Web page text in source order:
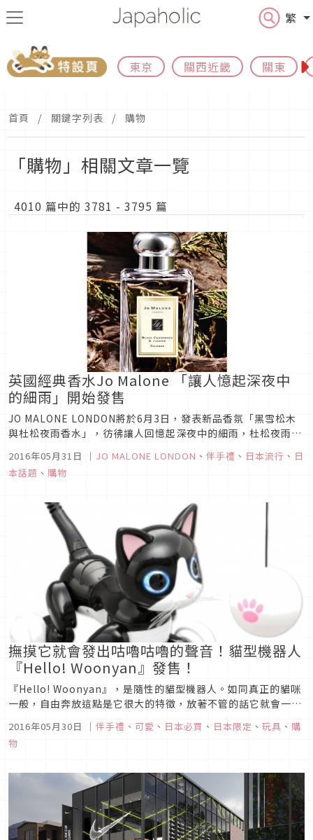
繁
東京 關西近畿 關東
首頁 關鍵字列表 購物
「購物」相關文章一覽
4010 篇中的 3781 - 3795 篇
英國經典香水Jo Malone 「讓人憶起深夜中
的細雨」開始發售
JO MALONE LONDON將於6月3日，發表新品香氛「黑雪松木
與杜松夜雨香水」，彷彿讓人回憶起深夜中的細雨，杜松夜雨香
倫敦深夜的夜雨情景，最後以濃厚的雪松香氣做為結尾。摩登且
都會的香氛。加上「青檸羅勒與柑橘浴油」這款帶著柑橘果香，
2016年05月31日 ｜ JO MALONE LONDON 、 伴手禮 、 日本流行 、 日
本話題 、 購物
撫摸它就會發出咕嚕咕嚕的聲音！貓型機器人
『Hello! Woonyan』發售！
『Hello! Woonyan』，是隨性的貓型機器人。如同真正的貓咪
一般，自由奔放這點是它很大的特徵，放著不管的話它就會一個
來撒嬌，是個擁有隨性性格的孩子。正因為如此，它和目前為止
那些用遙控器來操作、或用聲音來下指令的那種機器人不一樣，
2016年05月30日 ｜ 伴手禮 、 可愛 、 日本必買 、 日本限定 、 玩具 、 購
物